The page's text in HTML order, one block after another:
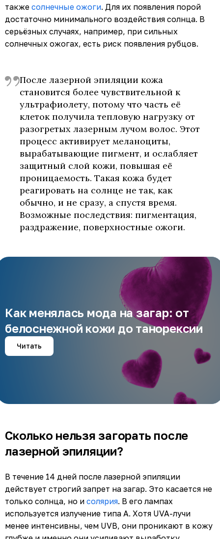
также солнечные ожоги. Для их появления порой
достаточно минимального воздействия солнца. В
серьёзных случаях, например, при сильных
солнечных ожогах, есть риск появления рубцов.
После лазерной эпиляции кожа
становится более чувствительной к
ультрафиолету, потому что часть её
клеток получила тепловую нагрузку от
разогретых лазерным лучом волос. Этот
процесс активирует меланоциты,
вырабатывающие пигмент, и ослабляет
защитный слой кожи, повышая её
проницаемость. Такая кожа будет
реагировать на солнце не так, как
обычно, и не сразу, а спустя время.
Возможные последствия: пигментация,
раздражение, поверхностные ожоги.
Как менялась мода на загар: от
белоснежной кожи до танорексии
Читать
Сколько нельзя загорать после
лазерной эпиляции?
В течение 14 дней после лазерной эпиляции
действует строгий запрет на загар. Это касается не
только солнца, но и солярия. В его лампах
используется излучение типа А. Хотя UVA-лучи
менее интенсивны, чем UVB, они проникают в кожу